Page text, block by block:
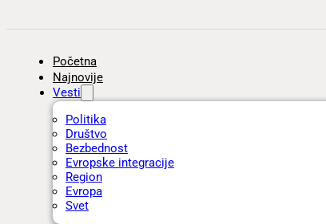
Početna
Najnovije
Vesti
Politika
Društvo
Bezbednost
Evropske integracije
Region
Evropa
Svet